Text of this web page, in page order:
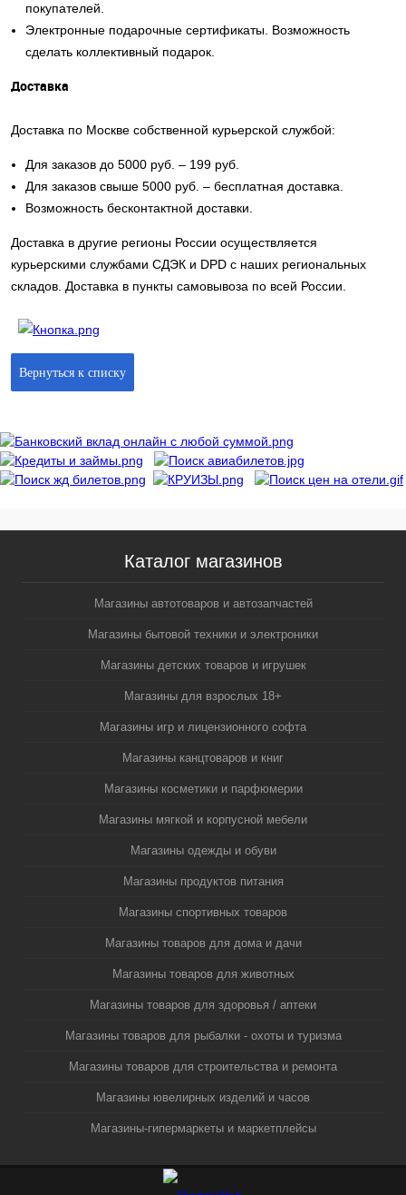
покупателей.
Электронные подарочные сертификаты. Возможность
сделать коллективный подарок.
Доставка
Доставка по Москве собственной курьерской службой:
Для заказов до 5000 руб. – 199 руб.
Для заказов свыше 5000 руб. – бесплатная доставка.
Возможность бесконтактной доставки.
Доставка в другие регионы России осуществляется
курьерскими службами СДЭК и DPD с наших региональных
складов. Доставка в пункты самовывоза по всей России.
Вернуться к списку
Каталог магазинов
Магазины автотоваров и автозапчастей
Магазины бытовой техники и электроники
Магазины детских товаров и игрушек
Магазины для взрослых 18+
Магазины игр и лицензионного софта
Магазины канцтоваров и книг
Магазины косметики и парфюмерии
Магазины мягкой и корпусной мебели
Магазины одежды и обуви
Магазины продуктов питания
Магазины спортивных товаров
Магазины товаров для дома и дачи
Магазины товаров для животных
Магазины товаров для здоровья / аптеки
Магазины товаров для рыбалки - охоты и туризма
Магазины товаров для строительства и ремонта
Магазины ювелирных изделий и часов
Магазины-гипермаркеты и маркетплейсы